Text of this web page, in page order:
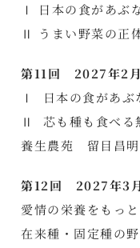
Ⅰ 日本の食があぶ
Ⅱ うまい野菜の
第11回 2027年2
Ⅰ 日本の食があ
Ⅱ 芯も種も食べ
養生農苑 留目昌明
第12回 2027年3
愛情の栄養をもっ
在来種・固定種